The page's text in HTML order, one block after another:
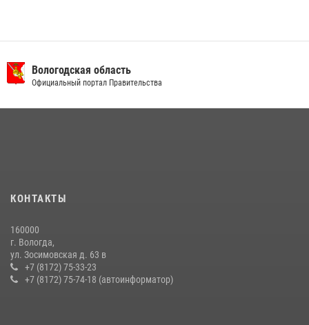
В Великом Устюге росгвардейцы задержали мужчин, устроивших
стрельбу
Росгвардии в Вологодской области
В Соколе росгвардейцы задержали двух нетрезвых мужчин,
угрожавших молодежи расправой
08 июля 2026, 07:52 1
Вологодская область
Официальный портал Правительства
КОНТАКТЫ
160000
г. Вологда,
ул. Зосимовская д. 63 в
+7 (8172) 75-33-23
+7 (8172) 75-74-18 (автоинформатор)